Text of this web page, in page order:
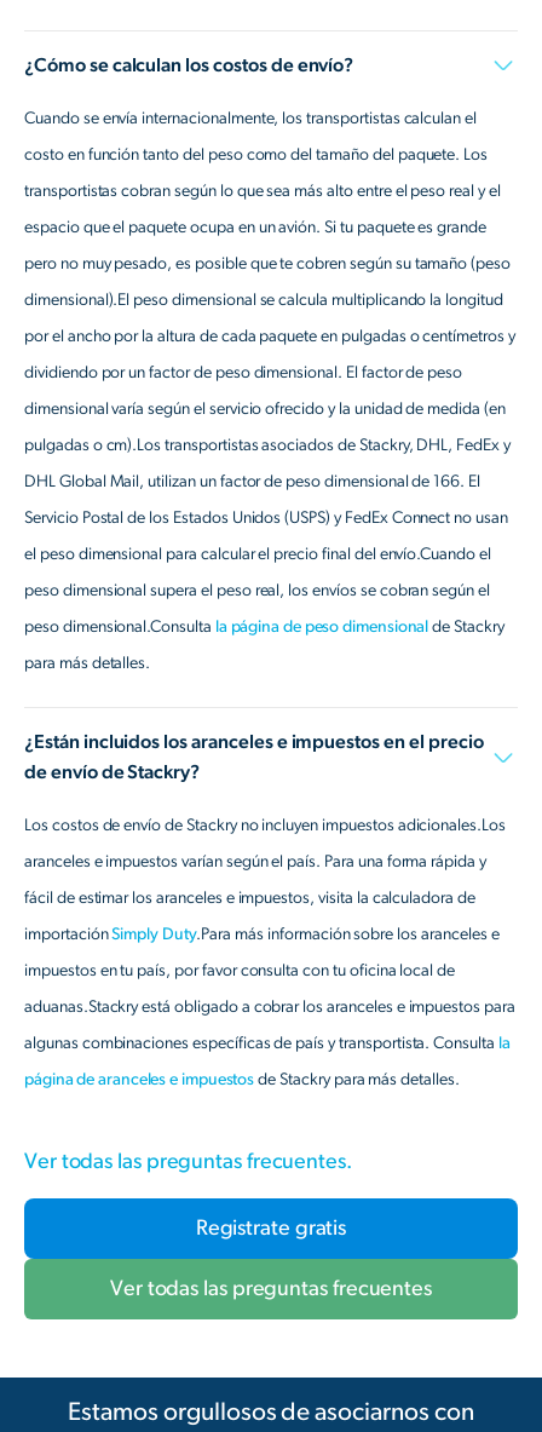
¿Cómo se calculan los costos de envío?
Cuando se envía internacionalmente, los transportistas calculan el
costo en función tanto del peso como del tamaño del paquete. Los
transportistas cobran según lo que sea más alto entre el peso real y el
espacio que el paquete ocupa en un avión. Si tu paquete es grande
pero no muy pesado, es posible que te cobren según su tamaño (peso
dimensional).El peso dimensional se calcula multiplicando la longitud
por el ancho por la altura de cada paquete en pulgadas o centímetros y
dividiendo por un factor de peso dimensional. El factor de peso
dimensional varía según el servicio ofrecido y la unidad de medida (en
pulgadas o cm).Los transportistas asociados de Stackry, DHL, FedEx y
DHL Global Mail, utilizan un factor de peso dimensional de 166. El
Servicio Postal de los Estados Unidos (USPS) y FedEx Connect no usan
el peso dimensional para calcular el precio final del envío.Cuando el
peso dimensional supera el peso real, los envíos se cobran según el
peso dimensional.Consulta la página de peso dimensional de Stackry
para más detalles.
¿Están incluidos los aranceles e impuestos en el precio
de envío de Stackry?
Los costos de envío de Stackry no incluyen impuestos adicionales.Los
aranceles e impuestos varían según el país. Para una forma rápida y
fácil de estimar los aranceles e impuestos, visita la calculadora de
importaciónSimply Duty.Para más información sobre los aranceles e
impuestos en tu país, por favor consulta con tu oficina local de
aduanas.Stackry está obligado a cobrar los aranceles e impuestos para
algunas combinaciones específicas de país y transportista. Consulta la
página de aranceles e impuestos de Stackry para más detalles.
Ver todas las preguntas frecuentes.
Registrate gratis
Ver todas las preguntas frecuentes
Estamos orgullosos de asociarnos con